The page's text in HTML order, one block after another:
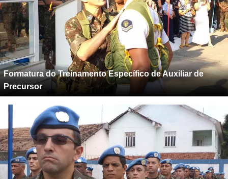
Formatura do Treinamento Específico de Auxiliar de
Precursor